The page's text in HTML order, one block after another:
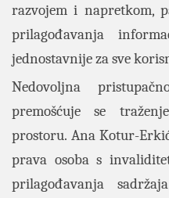
razvojem i napretkom,
prilagođavanja
jednostavnije za sve
Nedovoljna
premošćuje se
prostoru. Ana Kotur-
prava osoba s
prilagođavanja